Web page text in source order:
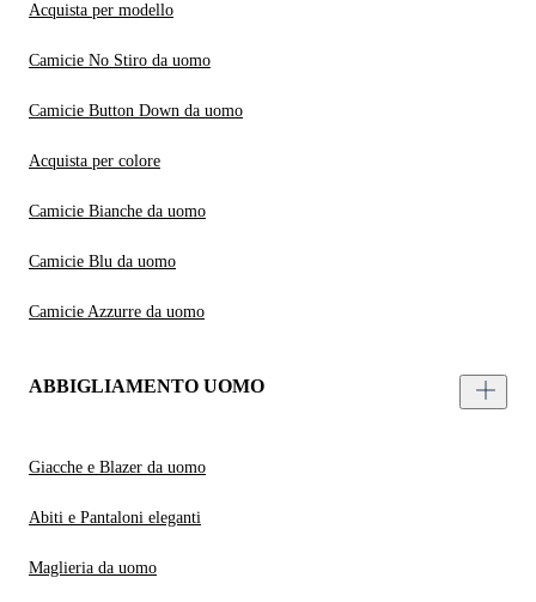
Acquista per modello
Camicie No Stiro da uomo
Camicie Button Down da uomo
Acquista per colore
Camicie Bianche da uomo
Camicie Blu da uomo
Camicie Azzurre da uomo
ABBIGLIAMENTO UOMO
Giacche e Blazer da uomo
Abiti e Pantaloni eleganti
Maglieria da uomo